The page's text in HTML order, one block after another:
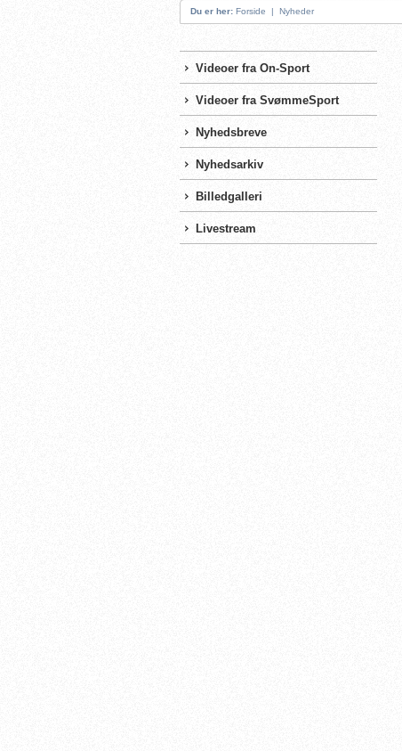
Du er her: Forside | Nyheder
Videoer fra On-Sport
Videoer fra SvømmeSport
Nyhedsbreve
Nyhedsarkiv
Billedgalleri
Livestream